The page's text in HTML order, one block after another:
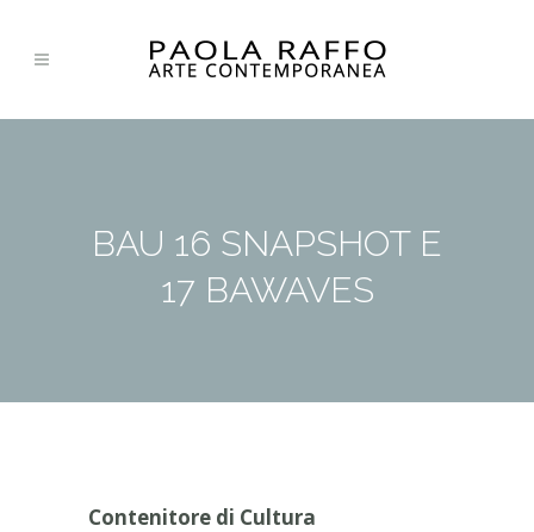
BAU 16 SNAPSHOT E
17 BAWAVES
Contenitore di Cultura